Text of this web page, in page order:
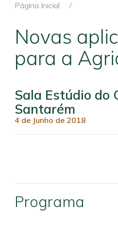
Página Inicial
Novas
para a
Sala Estúdio do
Santarém
4 de Junho de 2018
Programa